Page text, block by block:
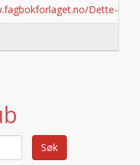
Dette-